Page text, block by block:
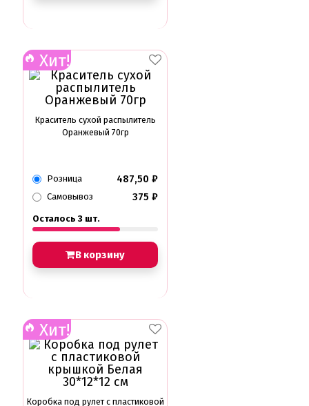
Хит!
Краситель сухой распылитель
Оранжевый 70гр
Розница 487,50 ₽
Самовывоз 375 ₽
Осталось 3 шт.
В корзину
Хит!
Коробка под рулет с пластиковой